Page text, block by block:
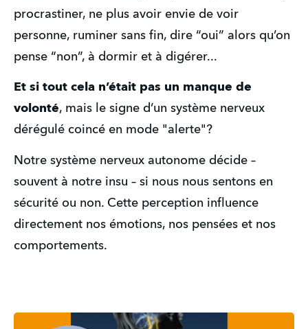
procrastiner, ne plus avoir envie de voir
personne, ruminer sans fin, dire “oui” alors qu’on
pense “non”, à dormir et à digérer...
Et si tout cela n’était pas un manque de
volonté, mais le signe d’un système nerveux
dérégulé coincé en mode "alerte"?
Notre système nerveux autonome décide –
souvent à notre insu – si nous nous sentons en
sécurité ou non. Cette perception influence
directement nos émotions, nos pensées et nos
comportements.